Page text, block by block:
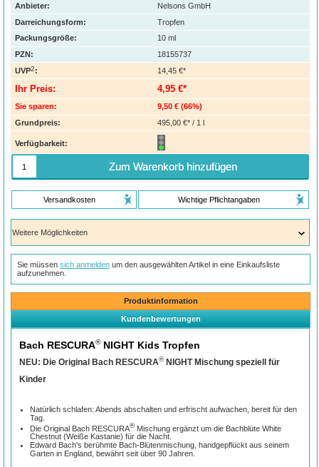
Anbieter:
Nelsons GmbH
Darreichungsform:
Tropfen
Packungsgröße:
10 ml
PZN:
18155737
UVP2: 14,45 €*
Ihr Preis: 4,95 €*
Sie sparen: 9,50 € (66%)
Grundpreis:
495,00 €* / 1 l
Verfügbarkeit:
Zum Warenkorb hinzufügen
Versandkosten Wichtige Pflichtangaben
Sie müssensich anmelden um den ausgewählten Artikel in eine Einkaufsliste
aufzunehmen.
Produktinformation
Kundenbewertungen
Bach RESCURA®NIGHT Kids Tropfen
NEU: Die Original Bach RESCURA®NIGHT Mischung speziell für
Kinder
Natürlich schlafen: Abends abschalten und erfrischt aufwachen, bereit für den
Tag.
Die Original Bach RESCURA®Mischung ergänzt um die Bachblüte White
Chestnut (Weiße Kastanie) für die Nacht.
Edward Bach's berühmte Bach-Blütenmischung, handgepflückt aus seinem
Garten in England, bewährt seit über 90 Jahren.